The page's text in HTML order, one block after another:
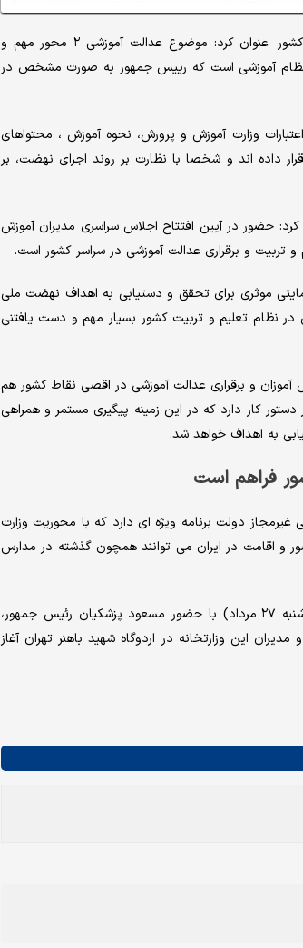
روز دوشنبه در حاشیه اجلاس سراسری مدیران آموزش و پرورش کشور عنوان کرد: موضوع عدالت آموزشی ۲ محور مهم و
آموزشی است که رییس جمهور به صورت مشخص در
وزارت آموزش و پرورش، نحوه آموزش ، محتواهای
داده اند و شخصا با نظارت بر روند اجرای نهضت، بر
حضور در آیین افتتاح اجلاس سراسری مدیران آموزش
تربیت و برقراری عدالت آموزشی در سراسر کشور است.
موثری برای تحقق و دستیابی به اهداف نهضت ملی
در نظام تعلیم و تربیت کشور بسیار مهم و دست یافتنی
و برقراری عدالت آموزشی در اقصی نقاط کشور هم
کار دارد که در این زمینه پیگیری مستمر و همراهی
به اهداف خواهد شد.
فراهم است
دولت برنامه ویژه ای دارد که با محوریت وزارت
و اقامت در ایران می توانند همچون گذشته در مدارس
سی و هشتمین دوره اجلاس روسای آموزش و پرورش سراسر کشور صبح امروز(دوشنبه ۲۷ مرداد) با حضور مسعود پزشکیان رئیس جمهور،
این وزارتخانه در اردوگاه شهید باهنر تهران آغاز